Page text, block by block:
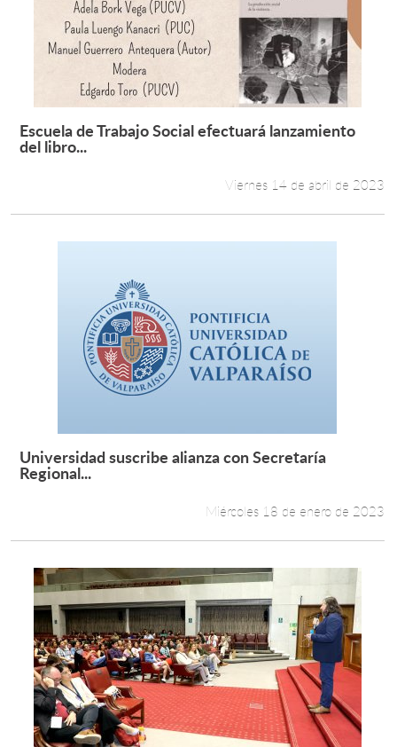
Leer más +
Escuela de Trabajo Social efectuará lanzamiento
del libro...
Viernes 14 de abril de 2023
Leer más +
Universidad suscribe alianza con Secretaría
Regional...
Miércoles 18 de enero de 2023